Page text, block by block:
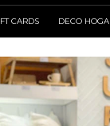
CARDS DECO